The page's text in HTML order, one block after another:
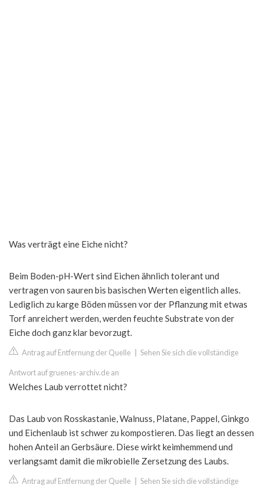
Was verträgt eine Eiche nicht?
Beim Boden-pH-Wert sind Eichen ähnlich tolerant und
vertragen von sauren bis basischen Werten eigentlich alles.
Lediglich zu karge Böden müssen vor der Pflanzung mit etwas
Torf anreichert werden, werden feuchte Substrate von der
Eiche doch ganz klar bevorzugt.
Antrag auf Entfernung der Quelle Sehen Sie sich die vollständige
Antwort auf gruenes-archiv.de an
Welches Laub verrottet nicht?
Das Laub von Rosskastanie, Walnuss, Platane, Pappel, Ginkgo
und Eichenlaub ist schwer zu kompostieren. Das liegt an dessen
hohen Anteil an Gerbsäure. Diese wirkt keimhemmend und
verlangsamt damit die mikrobielle Zersetzung des Laubs.
Antrag auf Entfernung der Quelle Sehen Sie sich die vollständige